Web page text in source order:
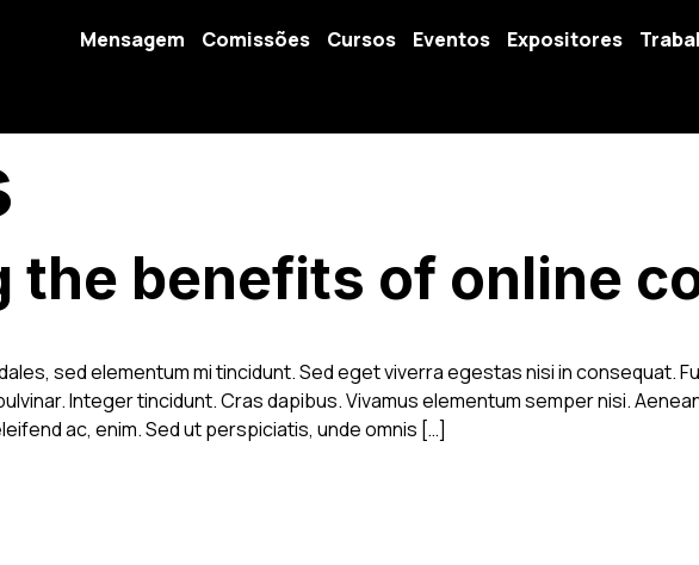
Mensagem Comissões Cursos Eventos Expositores
the benefits of online
sed elementum mi tincidunt. Sed eget viverra egestas nisi in consequat.
Integer tincidunt. Cras dapibus. Vivamus elementum semper nisi.
ac, enim. Sed ut perspiciatis, unde omnis […]